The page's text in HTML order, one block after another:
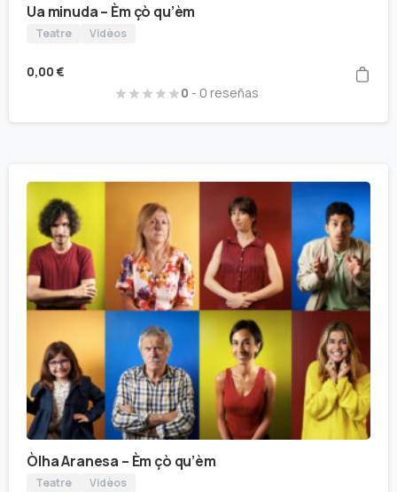
Ua minuda – Èm çò qu’èm
Teatre Vidèos
0,00 €
0 - 0 reseñas
Òlha Aranesa – Èm çò qu’èm
Teatre Vidèos